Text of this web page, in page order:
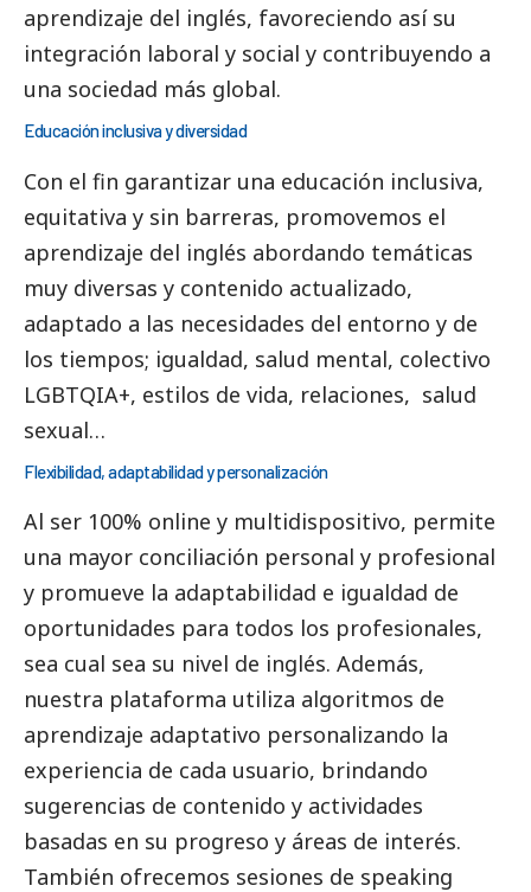
aprendizaje del inglés, favoreciendo así su
integración laboral y social y contribuyendo a
una sociedad más global.
Educación inclusiva y diversidad
Con el fin garantizar una educación inclusiva,
equitativa y sin barreras, promovemos el
aprendizaje del inglés abordando temáticas
muy diversas y contenido actualizado,
adaptado a las necesidades del entorno y de
los tiempos; igualdad, salud mental, colectivo
LGBTQIA+, estilos de vida, relaciones, salud
sexual…
Flexibilidad, adaptabilidad y personalización
Al ser 100% online y multidispositivo, permite
una mayor conciliación personal y profesional
y promueve la adaptabilidad e igualdad de
oportunidades para todos los profesionales,
sea cual sea su nivel de inglés. Además,
nuestra plataforma utiliza algoritmos de
aprendizaje adaptativo personalizando la
experiencia de cada usuario, brindando
sugerencias de contenido y actividades
basadas en su progreso y áreas de interés.
También ofrecemos sesiones de speaking